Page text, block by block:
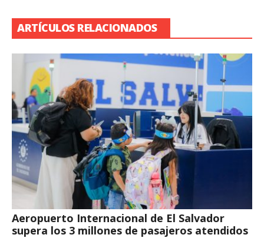
ARTÍCULOS RELACIONADOS
Aeropuerto Internacional de El Salvador
supera los 3 millones de pasajeros atendidos